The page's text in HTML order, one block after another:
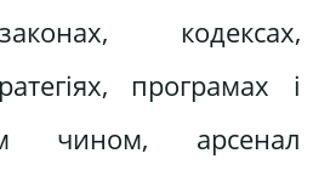
кодексах,
програмах і
чином, арсенал